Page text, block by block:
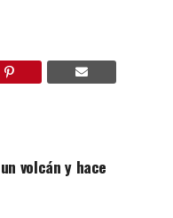
volcán y hace